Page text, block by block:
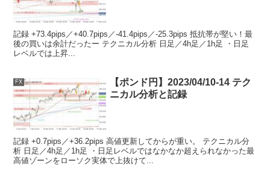
記録 +73.4pips／+40.7pips／-41.4pips／-25.3pips 抵抗帯が堅い！最
後の買いは余計だったー テクニカル分析 日足／4h足／1h足 ・日足
レベルでは上昇...
FX
【ポンド円】2023/04/10-14 テク
ニカル分析と記録
記録 +0.7pips／+36.2pips 高値更新してからが重い。 テクニカル分
析 日足／4h足／1h足 ・日足レベルではなかなか超えられなかった最
高値ゾーンをローソク実体で上抜けて...